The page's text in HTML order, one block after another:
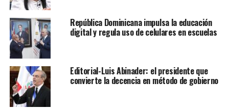
República Dominicana impulsa la educación
digital y regula uso de celulares en escuelas
Editorial-Luis Abinader: el presidente que
convierte la decencia en método de gobierno